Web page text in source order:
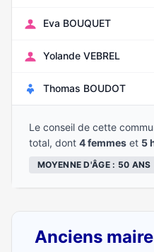
Eva BOUQUET
Yolande VEBREL
Thomas BOUDOT
Le conseil de cette
total, dont 4 femmes et 5
MOYENNE D'ÂGE : 50 ANS
Anciens